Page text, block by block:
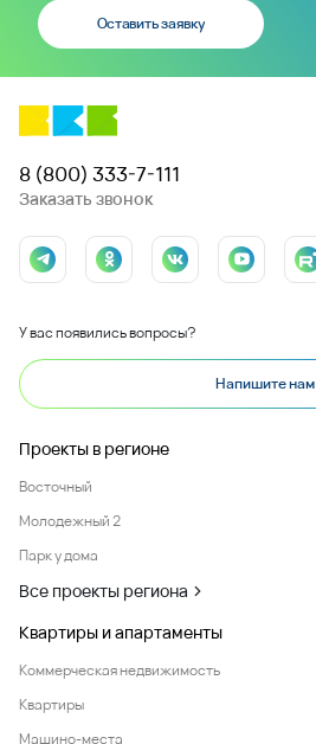
Оставить заявку
8 (800) 333-7-111
Заказать звонок
У вас появились вопросы?
Напишите нам
Проекты в регионе
Восточный
Молодежный 2
Парк у дома
Все проекты региона
Квартиры и апартаменты
Коммерческая недвижимость
Квартиры
Машино-места